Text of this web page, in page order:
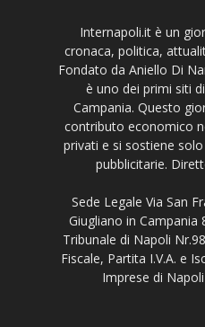
Internapoli.it è un
cronaca, politica,
Fondato da Aniello Di
è uno dei primi siti
Campania. Questo
contributo economico
privati e si sostiene
pubblicitarie.
Sede Legale Via San
Giugliano in Campania
Tribunale di Napoli
Fiscale, Partita I.V.A. e
Imprese di